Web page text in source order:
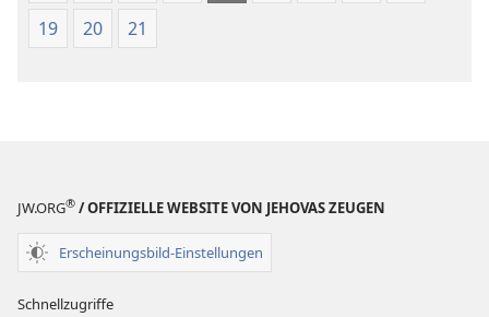
19
20 21
JW.ORG® / OFFIZIELLE WEBSITE VON JEHOVAS ZEUGEN
Erscheinungsbild-Einstellungen
Schnellzugriffe